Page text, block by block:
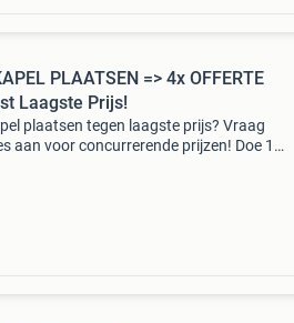
PLAATSEN => 4x OFFERTE
Laagste Prijs!
plaatsen tegen laagste prijs? Vraag
aan voor concurrerende prijzen! Doe 1